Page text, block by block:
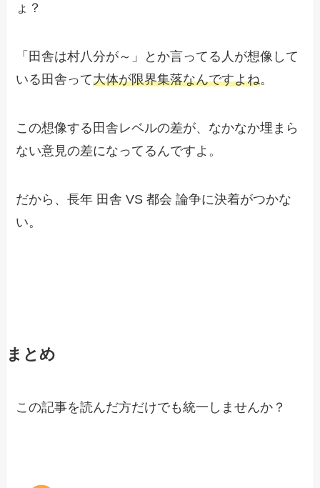
ょ？
「田舎は村八分が～」とか言ってる人が想像して
いる田舎って大体が限界集落なんですよね。
この想像する田舎レベルの差が、なかなか埋まら
ない意見の差になってるんですよ。
だから、長年 田舎 VS 都会 論争に決着がつかな
い。
まとめ
この記事を読んだ方だけでも統一しませんか？